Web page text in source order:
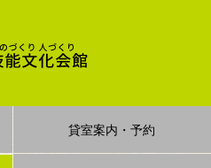
貸室案内・予約